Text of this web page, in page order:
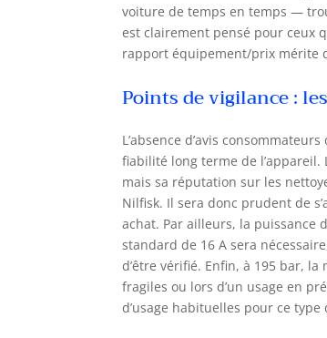
voiture de temps en temps —
est clairement pensé pour ceux
rapport équipement/prix mérite
Points de vigilance :
L’absence d’avis
fiabilité long terme de l’appareil.
mais sa réputation sur les
Nilfisk. Il sera donc prudent de
achat. Par ailleurs, la puissance
standard de 16 A sera
d’être vérifié. Enfin, à 195 bar,
fragiles ou lors d’un usage en
d’usage habituelles pour ce type